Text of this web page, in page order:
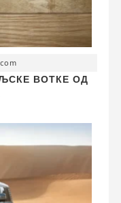
ВОТКЕ ОД